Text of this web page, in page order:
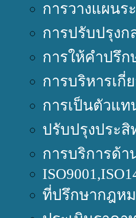
การวางแผน
การปรับปรุงก
การให้คำปรึ
การบริหารเกี่
การเป็นตัวแ
ปรับปรุงประ
การบริการด้
ที่ปรึกษากฎห